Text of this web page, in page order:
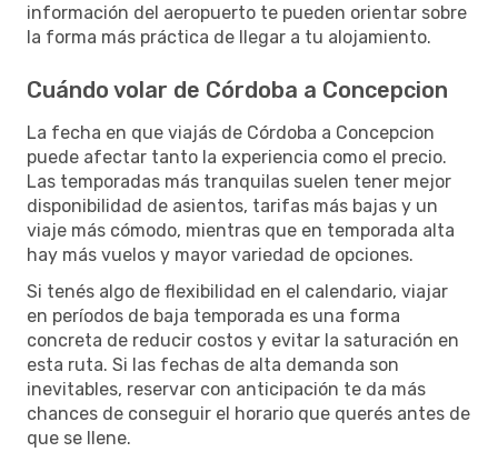
información del aeropuerto te pueden orientar sobre
la forma más práctica de llegar a tu alojamiento.
Cuándo volar de Córdoba a Concepcion
La fecha en que viajás de Córdoba a Concepcion
puede afectar tanto la experiencia como el precio.
Las temporadas más tranquilas suelen tener mejor
disponibilidad de asientos, tarifas más bajas y un
viaje más cómodo, mientras que en temporada alta
hay más vuelos y mayor variedad de opciones.
Si tenés algo de flexibilidad en el calendario, viajar
en períodos de baja temporada es una forma
concreta de reducir costos y evitar la saturación en
esta ruta. Si las fechas de alta demanda son
inevitables, reservar con anticipación te da más
chances de conseguir el horario que querés antes de
que se llene.